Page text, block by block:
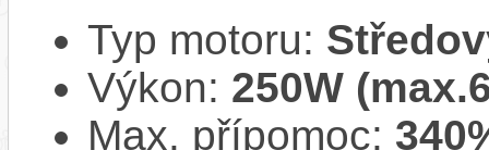
Typ motoru:
Výkon: 250W
Max. přípomoc: